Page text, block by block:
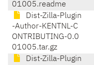
01005.readme
Dist-Zilla-Plugin
-Author-KENTNL-C
ONTRIBUTING-0.0
01005.tar.gz
Dist-Zilla-Plugin